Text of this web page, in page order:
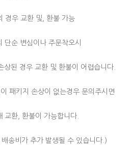
경우 교환 및, 환불 가능
단순 변심이나 주문착오시
상된 경우 교환 및 환불이 어렵습니다.
패키지 손상이 없는경우 문의주시면
교환, 환불이 가능합니다.
송비가 추가 발생될 수 있습니다.)